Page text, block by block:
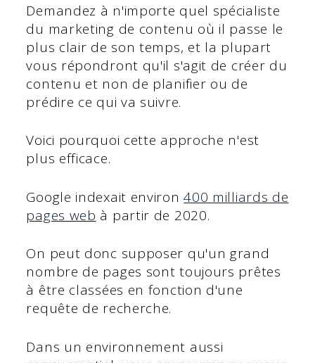
Demandez à n'importe quel spécialiste
du marketing de contenu où il passe le
plus clair de son temps, et la plupart
vous répondront qu'il s'agit de créer du
contenu et non de planifier ou de
prédire ce qui va suivre.
Voici pourquoi cette approche n'est
plus efficace.
Google indexait environ400 milliards de
pages web à partir de 2020.
On peut donc supposer qu'un grand
nombre de pages sont toujours prêtes
à être classées en fonction d'une
requête de recherche.
Dans un environnement aussi